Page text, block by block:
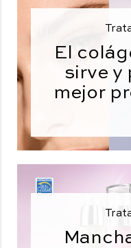
El
sirve y
mejor